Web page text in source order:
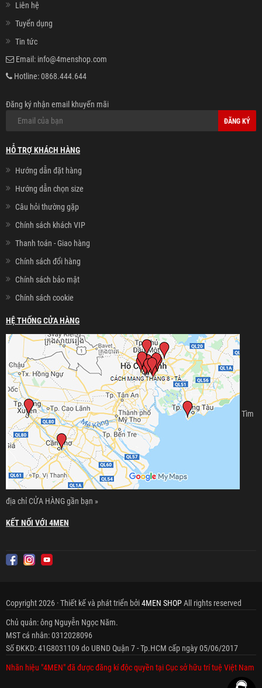
Liên hệ
Tuyển dụng
Tin tức
Email: info@4menshop.com
Hotline:0868.444.644
Đăng ký nhận email khuyến mãi
ĐĂNG KÝ
HỖ TRỢ KHÁCH HÀNG
Hướng dẫn đặt hàng
Hướng dẫn chọn size
Câu hỏi thường gặp
Chính sách khách VIP
Thanh toán - Giao hàng
Chính sách đổi hàng
Chính sách bảo mật
Chính sách cookie
HỆ THỐNG CỬA HÀNG
Tìm
địa chỉ CỬA HÀNG gần bạn »
KẾT NỐI VỚI 4MEN
Copyright 2026 · Thiết kế và phát triển bởi4MEN SHOPAll rights reserved
Chủ quản: ông Nguyễn Ngọc Năm.
MST cá nhân: 0312028096
Số ĐKKD: 41G8031109 do UBND Quận 7 - Tp.HCM cấp ngày 05/06/2017
Nhãn hiệu "4MEN" đã được đăng kí độc quyền tại Cục sở hữu trí tuệ Việt Nam